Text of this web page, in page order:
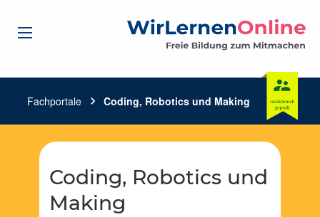
Fachportale chevron_right Coding, Robotics und Making
Coding, Robotics und
Making